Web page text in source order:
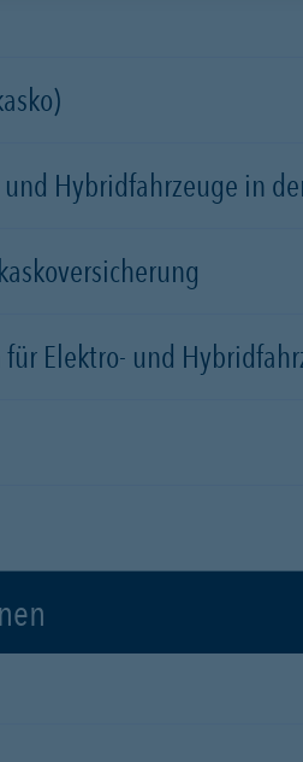
Hybridfahrzeuge in
Elektro- und